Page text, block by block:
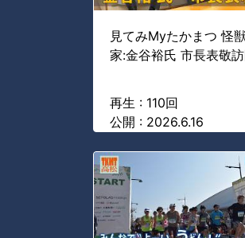
見てみMyたかまつ 怪
家:金谷裕氏 市長表敬
再生 : 110回
公開 : 2026.6.16